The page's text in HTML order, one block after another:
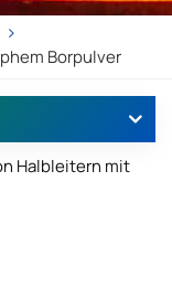
Borpulver
Halbleitern mit